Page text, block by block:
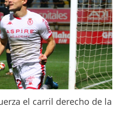
el carril derecho de la